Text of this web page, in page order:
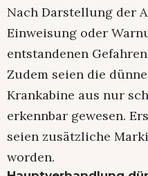
Nach Darstellung der
Einweisung oder
entstandenen
Zudem seien die
Krankabine aus nur
erkennbar gewesen.
seien zusätzliche
worden.